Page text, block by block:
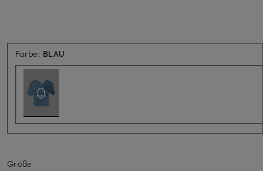
Farbe: BLAU
Größe